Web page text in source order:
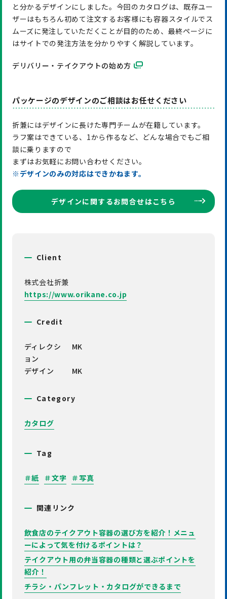
と分かるデザインにしました。今回のカタログは、既存ユー
ザーはもちろん初めて注文するお客様にも容器スタイルでス
ムーズに発注していただくことが目的のため、最終ページに
はサイトでの発注方法を分かりやすく解説しています。
デリバリー・テイクアウトの始め方
パッケージのデザインのご相談はお任せください
折兼にはデザインに長けた専門チームが在籍しています。
ラフ案はできている、1から作るなど、どんな場合でもご相
談に乗りますので
まずはお気軽にお問い合わせください。
※デザインのみの対応はできかねます。
デザインに関するお問合せはこちら
Client
株式会社折兼
https://www.orikane.co.jp
Credit
ディレクシ
ョン
MK
デザイン MK
Category
カタログ
Tag
＃紙 ＃文字 ＃写真
関連リンク
飲食店のテイクアウト容器の選び方を紹介！メニュ
ーによって気を付けるポイントは？
テイクアウト用の弁当容器の種類と選ぶポイントを
紹介！
チラシ・パンフレット・カタログができるまで